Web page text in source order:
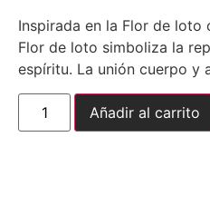
Inspirada en la Flor de loto
Flor de loto simboliza la
espíritu. La unión cuerpo y
Añadir al carrito